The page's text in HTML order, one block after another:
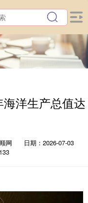
洋生产总值达
网
日期：2026-07-03